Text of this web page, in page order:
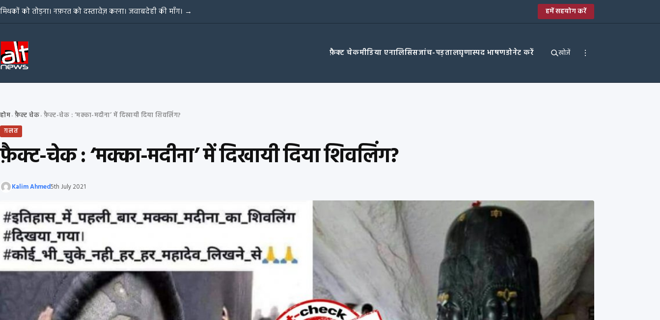
Skip to content
मिथकों को तोड़ना। नफ़रत को दस्तावेज़ करना। जवाबदेही की माँग। → हमें सहयोग करें
फ़ैक्ट चेकमीडिया एनालिसिसजांच-पड़तालघृणास्पद भाषणडोनेट करें खोजें
होम› फ़ैक्ट चेक› फ़ैक्ट-चेक : ‘मक्का-मदीना’ में दिखायी दिया शिवलिंग?
ग़लत
फ़ैक्ट-चेक : ‘मक्का-मदीना’ में दिखायी दिया शिवलिंग?
Kalim Ahmed5th July 2021